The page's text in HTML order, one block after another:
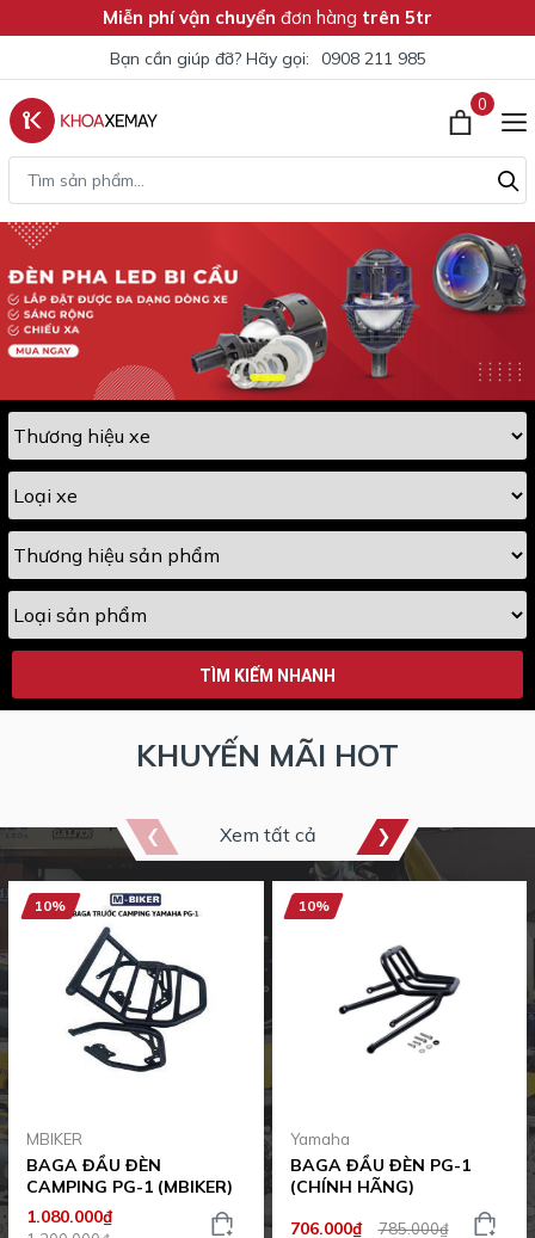
Miễn phí vận chuyển đơn hàng trên 5tr
Bạn cần giúp đỡ? Hãy gọi: 0908 211 985
0
TÌM KIẾM NHANH
KHUYẾN MÃI HOT
Xem tất cả
10%
MBIKER
BAGA ĐẦU ĐÈN
CAMPING PG-1 (MBIKER)
1.080.000₫
10%
Yamaha
BAGA ĐẦU ĐÈN PG-1
(CHÍNH HÃNG)
706.000₫
785.000₫